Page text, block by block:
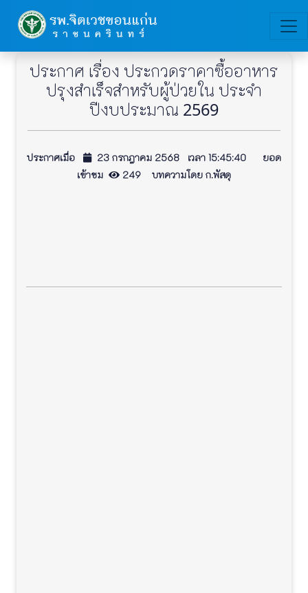
ประกาศ เรื่อง ประกวดราคาซื้ออาหาร
ปรุงสำเร็จสำหรับผู้ป่วยใน ประจำ
ปีงบประมาณ 2569
ประกาศเมื่อ
23 กรกฎาคม 2568 เวลา 15:45:40 ยอด
เข้าชม
249 บทความโดย ก.พัสดุ